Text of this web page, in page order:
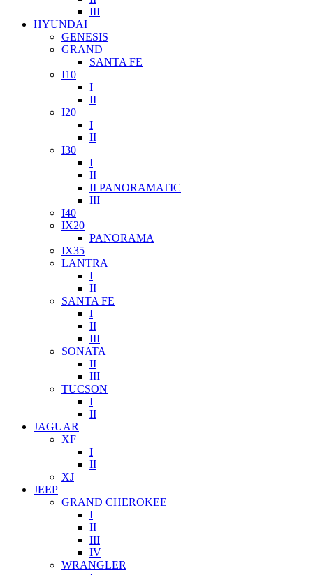
III
HYUNDAI
GENESIS
GRAND
SANTA FE
I10
I
II
I20
I
II
I30
I
II
II PANORAMATIC
III
I40
IX20
PANORAMA
IX35
LANTRA
I
II
SANTA FE
I
II
III
SONATA
II
III
TUCSON
I
II
JAGUAR
XF
I
II
XJ
JEEP
GRAND CHEROKEE
I
II
III
IV
WRANGLER